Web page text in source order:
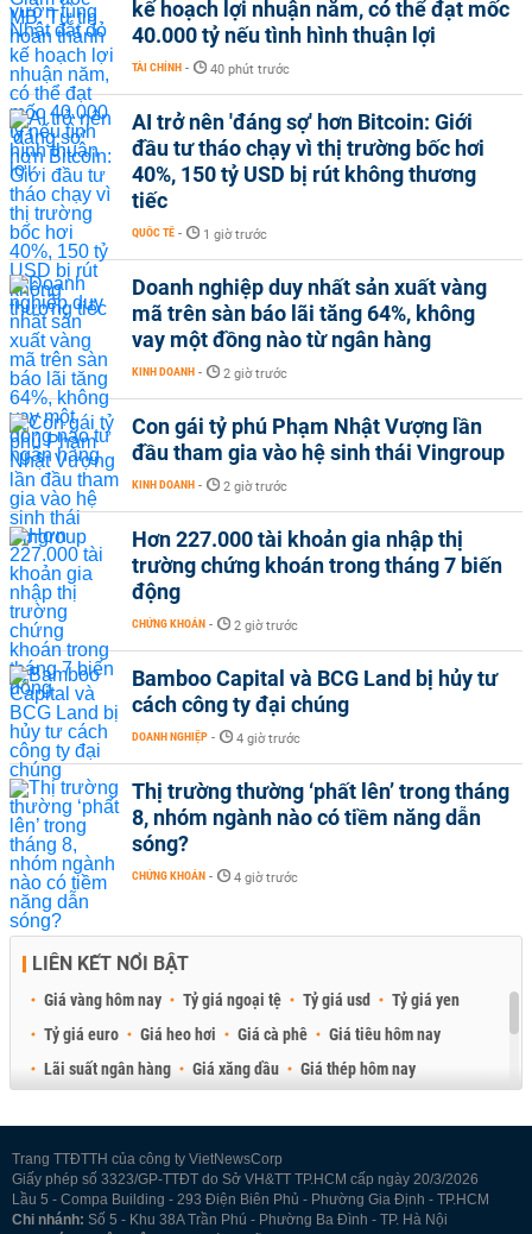
kế hoạch lợi nhuận năm, có thể đạt mốc
40.000 tỷ nếu tình hình thuận lợi
TÀI CHÍNH - 40 phút trước
AI trở nên 'đáng sợ' hơn Bitcoin: Giới
đầu tư tháo chạy vì thị trường bốc hơi
40%, 150 tỷ USD bị rút không thương
tiếc
QUỐC TẾ - 1 giờ trước
Doanh nghiệp duy nhất sản xuất vàng
mã trên sàn báo lãi tăng 64%, không
vay một đồng nào từ ngân hàng
KINH DOANH - 2 giờ trước
Con gái tỷ phú Phạm Nhật Vượng lần
đầu tham gia vào hệ sinh thái Vingroup
KINH DOANH - 2 giờ trước
Hơn 227.000 tài khoản gia nhập thị
trường chứng khoán trong tháng 7 biến
động
CHỨNG KHOÁN - 2 giờ trước
Bamboo Capital và BCG Land bị hủy tư
cách công ty đại chúng
DOANH NGHIỆP - 4 giờ trước
Thị trường thường ‘phất lên’ trong tháng
8, nhóm ngành nào có tiềm năng dẫn
sóng?
CHỨNG KHOÁN - 4 giờ trước
LIÊN KẾT NỔI BẬT
Giá vàng hôm nay Tỷ giá ngoại tệ Tỷ giá usd
Tỷ giá yen
Tỷ giá euro
Giá heo hơi Giá cà phê
Giá tiêu hôm nay
Lãi suất ngân hàng
Giá xăng dầu
Giá thép hôm nay
Trang TTĐTTH của công ty VietNewsCorp
Giấy phép số 3323/GP-TTĐT do Sở VH&TT TP.HCM cấp ngày 20/3/2026
Lầu 5 - Compa Building - 293 Điện Biên Phủ - Phường Gia Định - TP.HCM
Chi nhánh: Số 5 - Khu 38A Trần Phú - Phường Ba Đình - TP. Hà Nội